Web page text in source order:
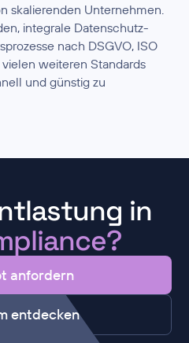
skalierenden Unternehmen.
integrale Datenschutz-
nach DSGVO, ISO
weiteren Standards
und günstig zu
in
anfordern
entdecken